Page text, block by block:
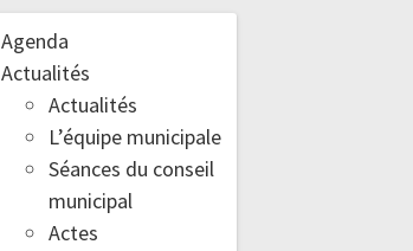
Agenda
Actualités
Actualités
L’équipe municipale
Séances du conseil
municipal
Actes